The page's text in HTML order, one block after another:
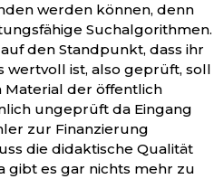
werden können, denn
Suchalgorithmen.
den Standpunkt, dass ihr
wertvoll ist, also geprüft, soll
Material der öffentlich
ungeprüft da Eingang
zur Finanzierung
die didaktische Qualität
gibt es gar nichts mehr zu